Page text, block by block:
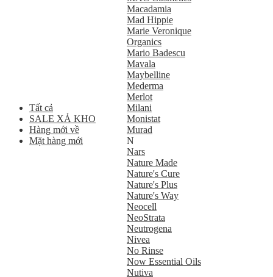
Tất cả
SALE XẢ KHO
Hàng mới về
Mặt hàng mới
Macadamia
Mad Hippie
Marie Veronique
Organics
Mario Badescu
Mavala
Maybelline
Mederma
Merlot
Milani
Monistat
Murad
N
Nars
Nature Made
Nature's Cure
Nature's Plus
Nature's Way
Neocell
NeoStrata
Neutrogena
Nivea
No Rinse
Now Essential Oils
Nutiva